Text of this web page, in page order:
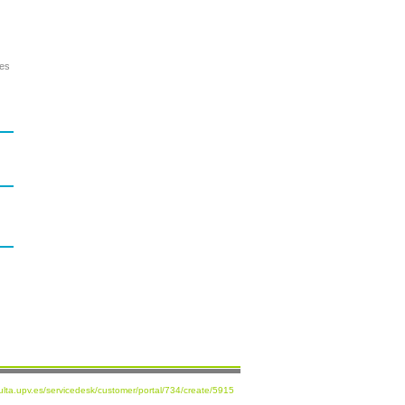
servicedesk/customer/portal/734/create/5915